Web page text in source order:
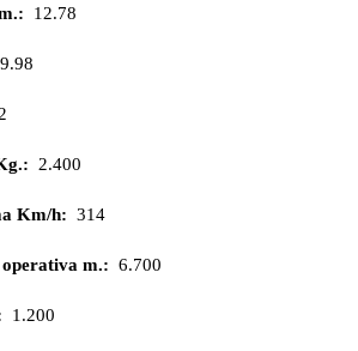
12.78
9.98
2.400
Km/h: 314
m.: 6.700
1.200